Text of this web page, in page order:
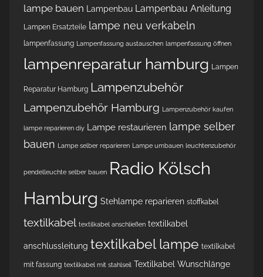
lampe bauen Lampenbau Lampenbau Anleitung
Lampen Ersatzteile lampe neu verkabeln
lampenfassung Lampenfassung austauschen lampenfassung öffnen
lampenreparatur hamburg Lampen
Reparatur Hamburg Lampenzubehör
Lampenzubehör Hamburg Lampenzubehör kaufen
lampe reparieren diy Lampe restaurieren lampe selber
bauen
Lampe selber reparieren Lampe umbauen leuchtenzubehör
pendelleuchte selber bauen Radio Kölsch
Hamburg Stehlampe reparieren stoffkabel
textilkabel textilkabel anschließen textilkabel
anschlussleitung textilkabel lampe textilkabel
mit fassung textilkabel mit stahlseil Textilkabel Wunschlänge